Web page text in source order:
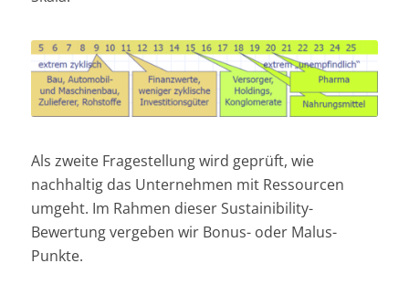
Als zweite Fragestellung wird geprüft, wie
nachhaltig das Unternehmen mit Ressourcen
umgeht. Im Rahmen dieser Sustainibility-
Bewertung vergeben wir Bonus- oder Malus-
Punkte.